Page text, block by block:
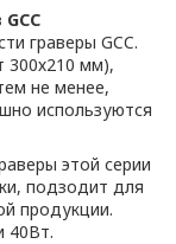
граверы GCC.
300х210 мм),
не менее,
используются
этой серии
подзодит для
продукции.
40Вт.